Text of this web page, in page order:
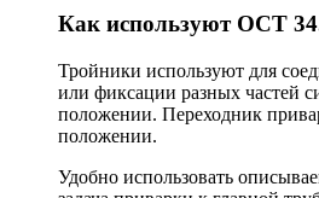
Как используют ОСТ
Тройники используют для
или фиксации разных частей
положении. Переходник
положении.
Удобно использовать